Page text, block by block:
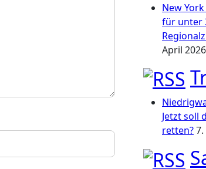
New
für unter
April 2026
Jetzt soll
retten?